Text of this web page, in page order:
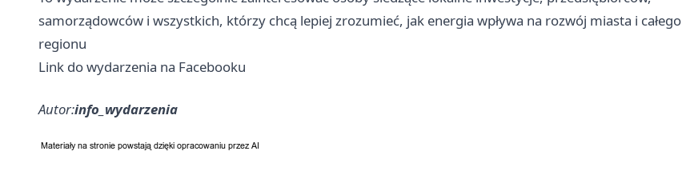
samorządowców i wszystkich, którzy chcą lepiej zrozumieć, jak energia wpływa na rozwój miasta i całego
regionu
Link do wydarzenia na Facebooku
Autor:info_wydarzenia